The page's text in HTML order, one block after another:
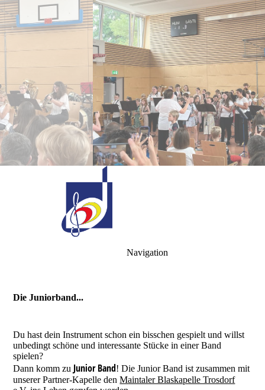
Ihr TiDanke!
Navigation
Die Juniorband...
Du hast dein Instrument schon ein bisschen gespielt und willst
unbedingt schöne und interessante Stücke in einer Band
spielen?
Dann komm zu Junior Band! Die Junior Band ist zusammen mit
unserer Partner-Kapelle denMaintaler Blaskapelle Trosdorf